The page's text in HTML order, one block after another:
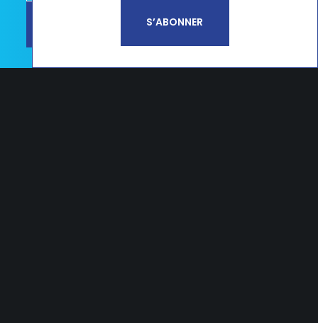
Li e aceito aPolítica de Privacidade e
SUBSCREVER
S’ABONNER